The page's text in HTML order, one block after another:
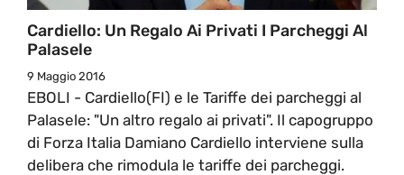
Cardiello: Un Regalo Ai Privati I Parcheggi Al
Palasele
9 Maggio 2016
EBOLI - Cardiello(FI) e le Tariffe dei parcheggi al
Palasele: "Un altro regalo ai privati". Il capogruppo
di Forza Italia Damiano Cardiello interviene sulla
delibera che rimodula le tariffe dei parcheggi.